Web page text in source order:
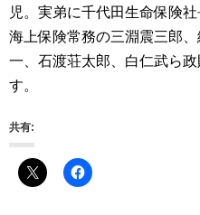
児。実弟に千代田生命保険
海上保険常務の三淵震三郎
一、石渡荘太郎、白仁武ら
す。
共有: